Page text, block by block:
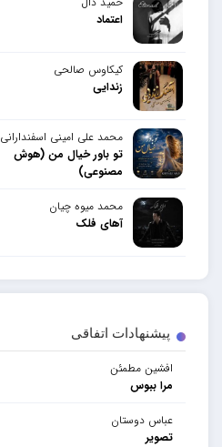
پیشنهادات اتفاقی
افشین مطمئن
مرا ببوس
عباس دوستان
تصویر
اعتماد
کیکاوس صالحی
زندایی
محمد علی امینی اسفندارانی
تو باور خیال من (هوش
مصنوعی)
محمد میوه چیان
آهای فلک